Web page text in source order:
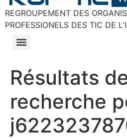
REGROUPEMENT DES
PROFESSIONELS DES TIC DE
Résultats
recherche